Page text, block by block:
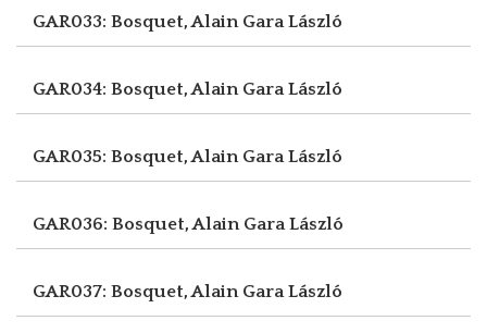
GAR033: Bosquet, Alain Gara László
GAR034: Bosquet, Alain Gara László
GAR035: Bosquet, Alain Gara László
GAR036: Bosquet, Alain Gara László
GAR037: Bosquet, Alain Gara László